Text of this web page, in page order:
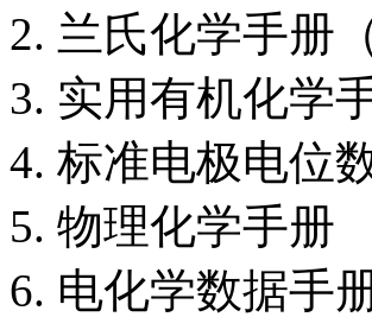
兰氏化学手册
实用有机化学
标准电极电位
物理化学手册
电化学数据手